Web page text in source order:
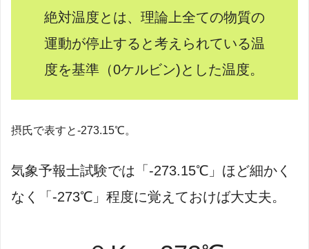
絶対温度とは、理論上全ての物質の
運動が停止すると考えられている温
度を基準（0ケルビン)とした温度。
摂氏で表すと-273.15℃。
気象予報士試験では「-273.15℃」ほど細かく
なく「-273℃」程度に覚えておけば大丈夫。